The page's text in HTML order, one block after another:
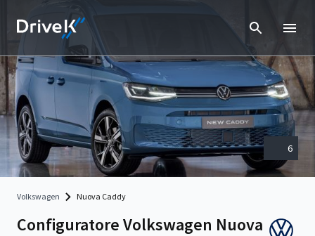
6
Volkswagen Nuova Caddy
Configuratore Volkswagen Nuova